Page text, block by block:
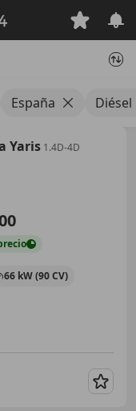
España Diésel
Yaris 1.4D-4D
66 kW (90 CV)